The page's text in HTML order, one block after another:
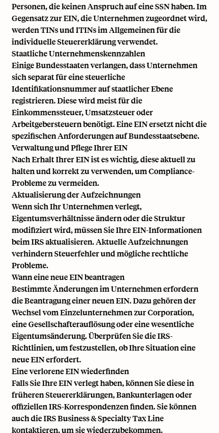
Personen, die keinen Anspruch auf eine SSN haben. Im
Gegensatz zur EIN, die Unternehmen zugeordnet wird,
werden TINs und ITINs im Allgemeinen für die
individuelle Steuererklärung verwendet.
Staatliche Unternehmenskennzahlen
Einige Bundesstaaten verlangen, dass Unternehmen
sich separat für eine steuerliche
Identifikationsnummer auf staatlicher Ebene
registrieren. Diese wird meist für die
Einkommenssteuer, Umsatzsteuer oder
Arbeitgebersteuern benötigt. Eine EIN ersetzt nicht die
spezifischen Anforderungen auf Bundesstaatsebene.
Verwaltung und Pflege Ihrer EIN
Nach Erhalt Ihrer EIN ist es wichtig, diese aktuell zu
halten und korrekt zu verwenden, um Compliance-
Probleme zu vermeiden.
Aktualisierung der Aufzeichnungen
Wenn sich Ihr Unternehmen verlegt,
Eigentumsverhältnisse ändern oder die Struktur
modifiziert wird, müssen Sie Ihre EIN-Informationen
beim IRS aktualisieren. Aktuelle Aufzeichnungen
verhindern Steuerfehler und mögliche rechtliche
Probleme.
Wann eine neue EIN beantragen
Bestimmte Änderungen im Unternehmen erfordern
die Beantragung einer neuen EIN. Dazu gehören der
Wechsel vom Einzelunternehmen zur Corporation,
eine Gesellschafterauflösung oder eine wesentliche
Eigentumsänderung. Überprüfen Sie die IRS-
Richtlinien, um festzustellen, ob Ihre Situation eine
neue EIN erfordert.
Eine verlorene EIN wiederfinden
Falls Sie Ihre EIN verlegt haben, können Sie diese in
früheren Steuererklärungen, Bankunterlagen oder
offiziellen IRS-Korrespondenzen finden. Sie können
auch die IRS Business & Specialty Tax Line
kontaktieren, um sie wiederzubekommen.